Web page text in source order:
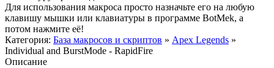
Для использования макроса просто назначьте его на любую
клавишу мышки или клавиатуры в программе BotMek, а
потом нажмите её!
Категория: База макросов и скриптов » Apex Legends »
Individual and BurstMode - RapidFire
Описание